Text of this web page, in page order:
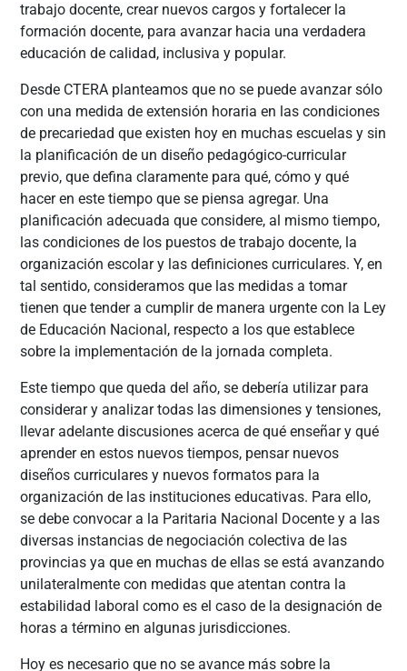
trabajo docente, crear nuevos cargos y fortalecer la
formación docente, para avanzar hacia una verdadera
educación de calidad, inclusiva y popular.
Desde CTERA planteamos que no se puede avanzar sólo
con una medida de extensión horaria en las condiciones
de precariedad que existen hoy en muchas escuelas y sin
la planificación de un diseño pedagógico-curricular
previo, que defina claramente para qué, cómo y qué
hacer en este tiempo que se piensa agregar. Una
planificación adecuada que considere, al mismo tiempo,
las condiciones de los puestos de trabajo docente, la
organización escolar y las definiciones curriculares. Y, en
tal sentido, consideramos que las medidas a tomar
tienen que tender a cumplir de manera urgente con la Ley
de Educación Nacional, respecto a los que establece
sobre la implementación de la jornada completa.
Este tiempo que queda del año, se debería utilizar para
considerar y analizar todas las dimensiones y tensiones,
llevar adelante discusiones acerca de qué enseñar y qué
aprender en estos nuevos tiempos, pensar nuevos
diseños curriculares y nuevos formatos para la
organización de las instituciones educativas. Para ello,
se debe convocar a la Paritaria Nacional Docente y a las
diversas instancias de negociación colectiva de las
provincias ya que en muchas de ellas se está avanzando
unilateralmente con medidas que atentan contra la
estabilidad laboral como es el caso de la designación de
horas a término en algunas jurisdicciones.
Hoy es necesario que no se avance más sobre la